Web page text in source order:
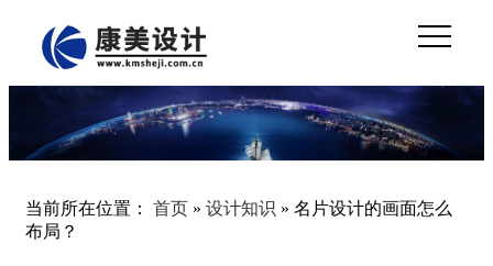
当前所在位置： 首页 » 设计知识 » 名片设计的画面怎么
布局？